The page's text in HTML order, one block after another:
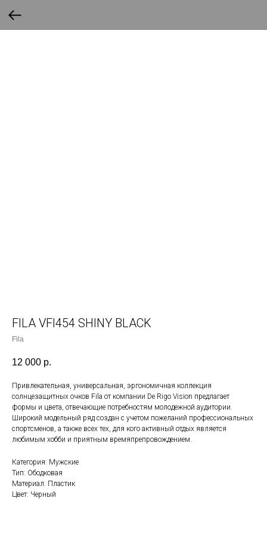
FILA VFI454 SHINY BLACK
Fila
12 000 р.
Привлекательная, универсальная, эргономичная коллекция
солнцезащитных очков Fila от компании De Rigo Vision предлагает
формы и цвета, отвечающие потребностям молодежной аудитории.
Широкий модельный ряд создан с учетом пожеланий профессиональных
спортсменов, а также всех тех, для кого активный отдых является
любимым хобби и приятным времяпрепровождением.
Категория: Мужские
Тип: Ободковая
Материал: Пластик
Цвет: Черный